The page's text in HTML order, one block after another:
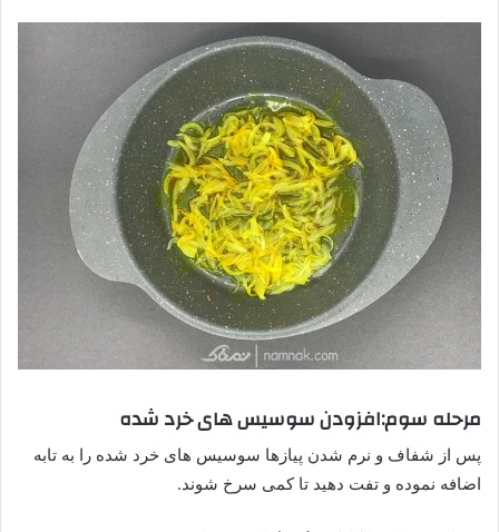
مرحله سوم:افزودن سوسیس های خرد شده
پس از شفاف و نرم شدن پیازها سوسیس های خرد شده را به تابه
اضافه نموده و تفت دهید تا کمی سرخ شوند.